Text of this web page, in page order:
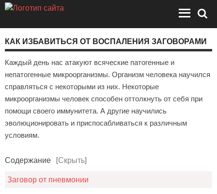
КАК ИЗБАВИТЬСЯ ОТ ВОСПАЛЕНИЯ ЗАГОВОРАМИ
Каждый день нас атакуют всяческие патогенные и
непатогенные микроорганизмы. Организм человека научился
справляться с некоторыми из них. Некоторые
микроорганизмы человек способен оттолкнуть от себя при
помощи своего иммунитета. А другие научились
эволюционировать и приспосабливаться к различным
условиям.
Содержание [Скрыть]
Заговор от пневмонии